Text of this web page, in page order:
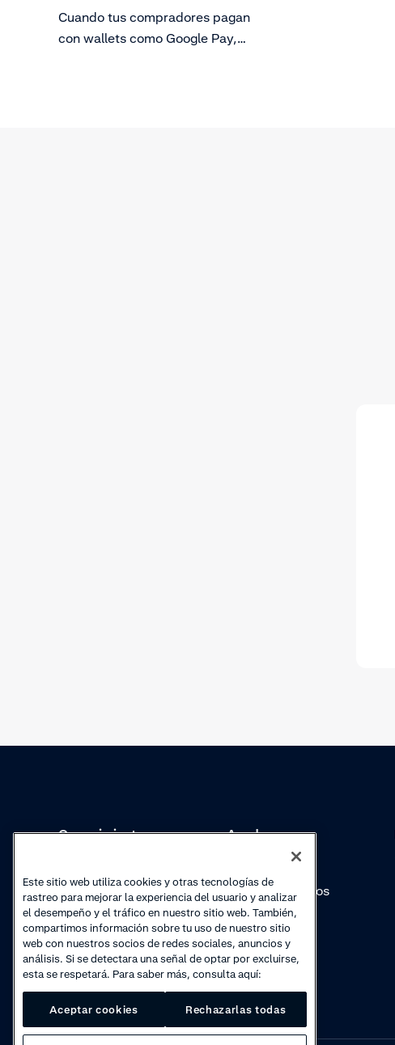
Cuando tus compradores pagan
con wallets como Google Pay,
Conocimientos
Actualizaciones de
productos
Academy
Vídeos prácticos
Este sitio web utiliza cookies y otras tecnologías de
rastreo para mejorar la experiencia del usuario y analizar
el desempeño y el tráfico en nuestro sitio web. También,
compartimos información sobre tu uso de nuestro sitio
web con nuestros socios de redes sociales, anuncios y
análisis. Si se detectara una señal de optar por excluirse,
esta se respetará. Para saber más, consulta aquí:
Aceptar cookies Rechazarlas todas